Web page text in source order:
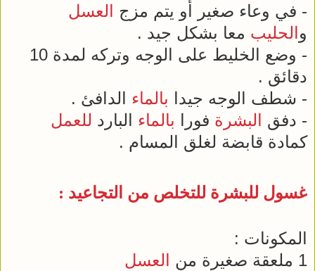
- في وعاء صغير أو يتم مزج العسل
والحليب معا بشكل جيد .
- وضع الخليط على الوجه وتركه لمدة 10
دقائق .
- شطف الوجه جيدا بالماء الدافئ .
- دفق البشرة فورا بالماء البارد للعمل
كمادة قابضة لغلق المسام .
غسول للبشرة للتخلص من التجاعيد :
المكونات :
1 ملعقة صغيرة من
العسل